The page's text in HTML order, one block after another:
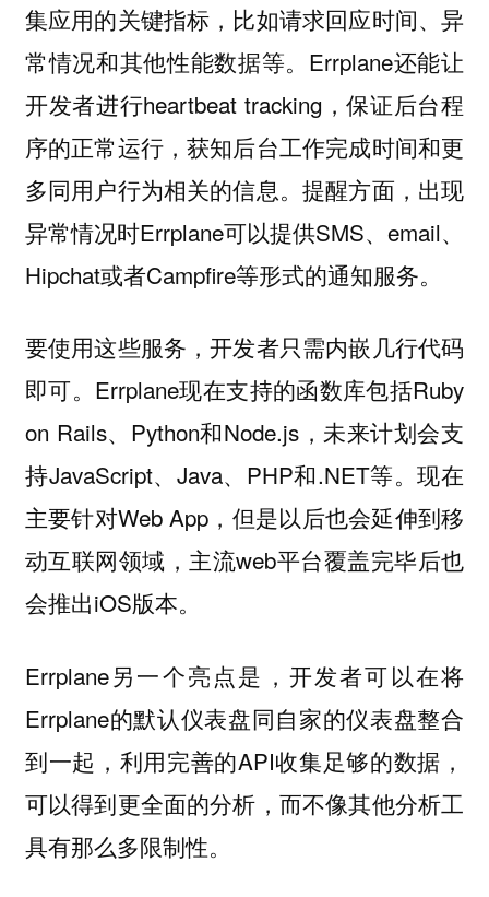
集应用的关键指标，比如请求回应时间、异
常情况和其他性能数据等。Errplane还能让
开发者进行heartbeat tracking，保证后台程
序的正常运行，获知后台工作完成时间和更
多同用户行为相关的信息。提醒方面，出现
异常情况时Errplane可以提供SMS、email、
Hipchat或者Campfire等形式的通知服务。
要使用这些服务，开发者只需内嵌几行代码
即可。Errplane现在支持的函数库包括Ruby
on Rails、Python和Node.js，未来计划会支
持JavaScript、Java、PHP和.NET等。现在
主要针对Web App，但是以后也会延伸到移
动互联网领域，主流web平台覆盖完毕后也
会推出iOS版本。
Errplane另一个亮点是，开发者可以在将
Errplane的默认仪表盘同自家的仪表盘整合
到一起，利用完善的API收集足够的数据，
可以得到更全面的分析，而不像其他分析工
具有那么多限制性。